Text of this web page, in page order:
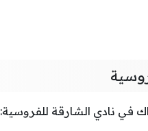
في نادي الشارقة للفروسية: